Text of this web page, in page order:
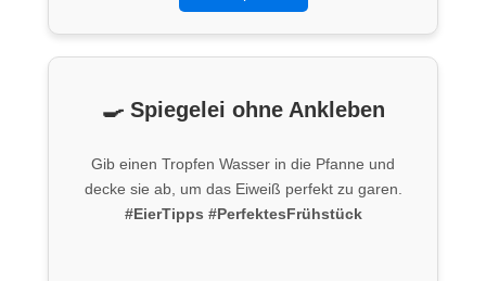
🍳 Spiegelei ohne Ankleben
Gib einen Tropfen Wasser in die Pfanne und
decke sie ab, um das Eiweiß perfekt zu garen.
#EierTipps #PerfektesFrühstück